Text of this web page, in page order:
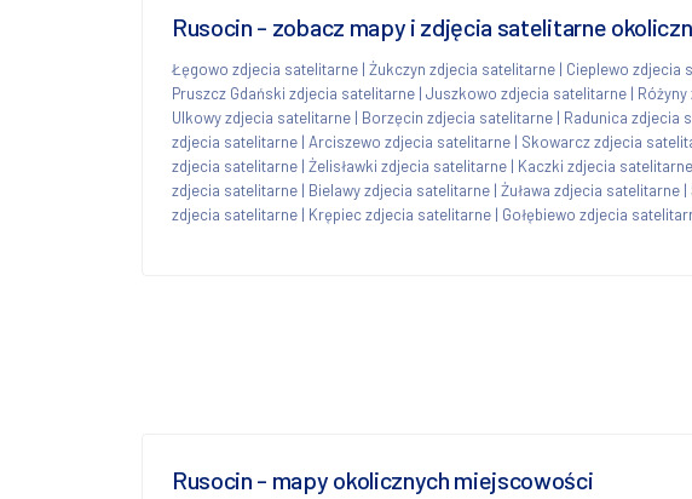
Rusocin - zobacz mapy i zdjęcia satelitarne
Łęgowo zdjecia satelitarne | Żukczyn zdjecia satelitarne | Cieplewo zdjecia
Pruszcz Gdański zdjecia satelitarne | Juszkowo zdjecia satelitarne |
Ulkowy zdjecia satelitarne | Borzęcin zdjecia satelitarne | Radunica zdjecia
zdjecia satelitarne | Arciszewo zdjecia satelitarne | Skowarcz zdjecia
zdjecia satelitarne | Żelisławki zdjecia satelitarne | Kaczki zdjecia satelitarne
zdjecia satelitarne | Bielawy zdjecia satelitarne | Żuława zdjecia satelitarne |
zdjecia satelitarne | Krępiec zdjecia satelitarne | Gołębiewo zdjecia
Rusocin - mapy okolicznych miejscowości